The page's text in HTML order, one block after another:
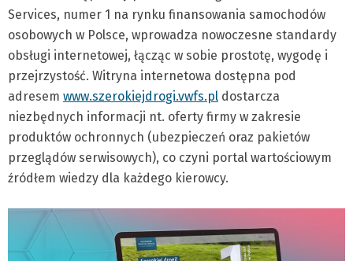
Services, numer 1 na rynku finansowania samochodów
osobowych w Polsce, wprowadza nowoczesne standardy
obsługi internetowej, łącząc w sobie prostotę, wygodę i
przejrzystość. Witryna internetowa dostępna pod
adresem www.szerokiejdrogi.vwfs.pl dostarcza
niezbędnych informacji nt. oferty firmy w zakresie
produktów ochronnych (ubezpieczeń oraz pakietów
przeglądów serwisowych), co czyni portal wartościowym
źródłem wiedzy dla każdego kierowcy.